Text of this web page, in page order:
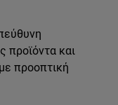
προϊόντα και
προοπτική